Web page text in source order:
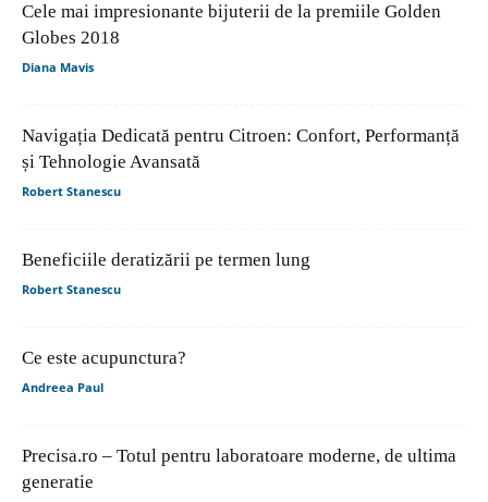
Cele mai impresionante bijuterii de la premiile Golden
Globes 2018
Diana Mavis
Navigația Dedicată pentru Citroen: Confort, Performanță
și Tehnologie Avansată
Robert Stanescu
Beneficiile deratizării pe termen lung
Robert Stanescu
Ce este acupunctura?
Andreea Paul
Precisa.ro – Totul pentru laboratoare moderne, de ultima
generatie